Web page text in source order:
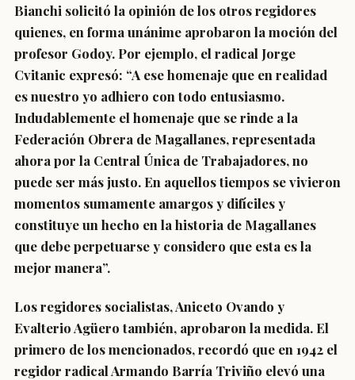
Bianchi solicitó la opinión de los otros regidores
quienes, en forma unánime aprobaron la moción del
profesor Godoy. Por ejemplo, el radical Jorge
Cvitanic expresó: “A ese homenaje que en realidad
es nuestro yo adhiero con todo entusiasmo.
Indudablemente el homenaje que se rinde a la
Federación Obrera de Magallanes, representada
ahora por la Central Única de Trabajadores, no
puede ser más justo. En aquellos tiempos se vivieron
momentos sumamente amargos y difíciles y
constituye un hecho en la historia de Magallanes
que debe perpetuarse y considero que esta es la
mejor manera”.
Los regidores socialistas, Aniceto Ovando y
Evalterio Agüero también, aprobaron la medida. El
primero de los mencionados, recordó que en 1942 el
regidor radical Armando Barría Triviño elevó una